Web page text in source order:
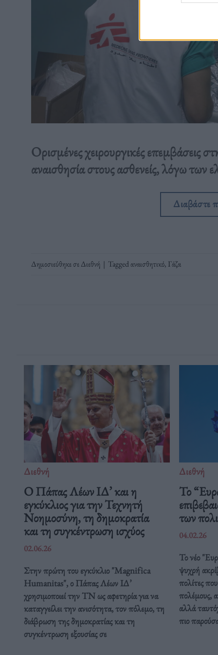
Ορισμένες χειρουργικές επεμβάσεις
αναισθησία στους ασθενείς, λόγω των
Διαβάστε
Δημοσιεύθηκε σεΔιεθνή | Taggedαναισθητικό, Γάζα
Διεθνή
Ο Πάπας Λέων ΙΔ’ και η
εγκύκλιος για την Τεχνητή
Νοημοσύνη, τη δημοκρατία
και τη συγκέντρωση ισχύος
02.06.26
Στην πρώτη του εγκύκλιο "Magnifica
Humanitas", ο Πάπας Λέων ΙΔ’
χρησιμοποιεί την ΤΝ ως αφετηρία για να
καταγγείλει την ανισότητα, τον πόλεμο, τη
διάβρωση της δημοκρατίας και τη
συγκέντρωση εξουσίας σε
Διεθνή
Το
των
04.02.26
Το νέο
ψυχρή
πολίτες
πολέμους,
αλλά
πιο